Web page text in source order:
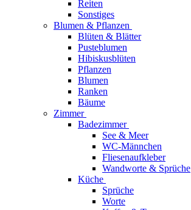
Reiten
Sonstiges
Blumen & Pflanzen
Blüten & Blätter
Pusteblumen
Hibiskusblüten
Pflanzen
Blumen
Ranken
Bäume
Zimmer
Badezimmer
See & Meer
WC-Männchen
Fliesenaufkleber
Wandworte & Sprüche
Küche
Sprüche
Worte